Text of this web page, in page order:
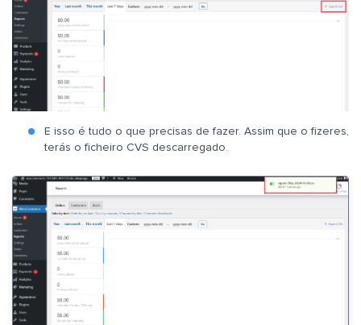
E isso é tudo o que precisas de fazer. Assim que o fizeres,
terás o ficheiro CVS descarregado.